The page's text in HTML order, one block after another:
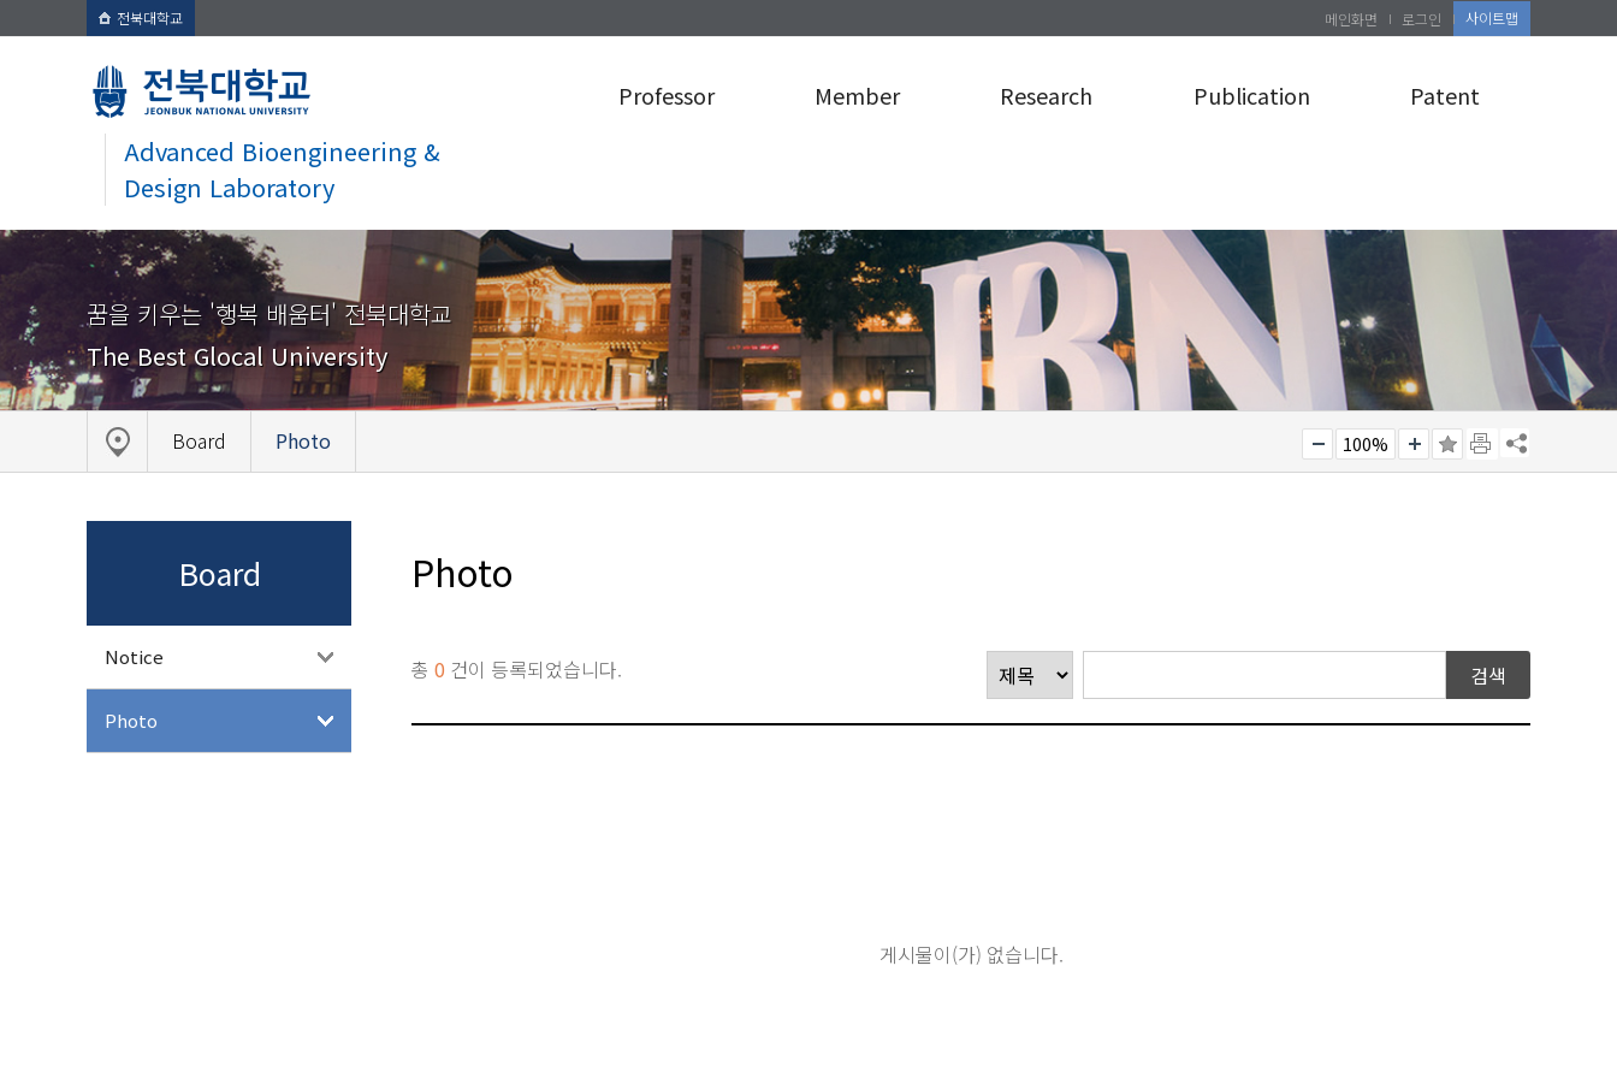
전북대학교
Advanced Bioengineering &
Design Laboratory
메인화면 로그인 사이트맵
Professor Member Research Publication Patent
꿈을 키우는 '행복 배움터' 전북대학교
The Best Glocal University
Board Photo 100%
Board
Notice
Photo
Photo
총 0 건이 등록되었습니다.
게시물이(가) 없습니다.